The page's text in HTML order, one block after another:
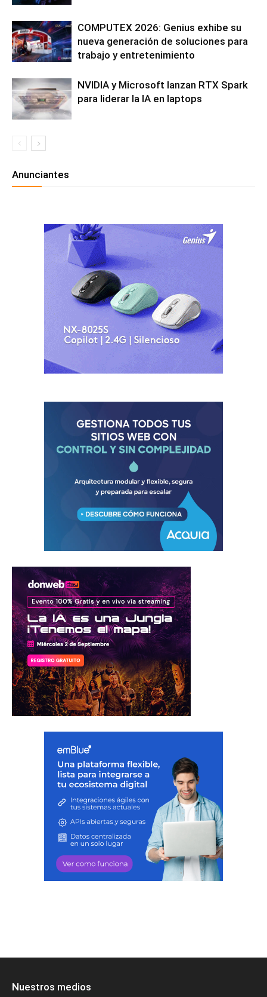
COMPUTEX 2026: Genius exhibe su
nueva generación de soluciones para
trabajo y entretenimiento
NVIDIA y Microsoft lanzan RTX Spark
para liderar la IA en laptops
Anunciantes
Nuestros medios